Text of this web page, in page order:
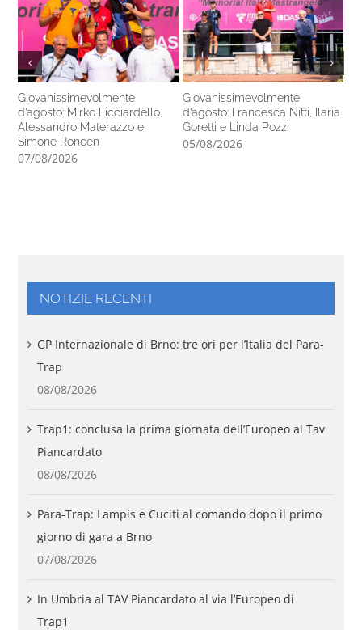
Giovanissimevolmente
d’agosto: Mirko Licciardello,
Alessandro Materazzo e
Simone Roncen
07/08/2026
Giovanissimevolmente
d’agosto: Francesca Nitti, Ilaria
Goretti e Linda Pozzi
05/08/2026
NOTIZIE RECENTI
GP Internazionale di Brno: tre ori per l’Italia del Para-
Trap
08/08/2026
Trap1: conclusa la prima giornata dell’Europeo al Tav
Piancardato
08/08/2026
Para-Trap: Lampis e Cuciti al comando dopo il primo
giorno di gara a Brno
07/08/2026
In Umbria al TAV Piancardato al via l’Europeo di
Trap1